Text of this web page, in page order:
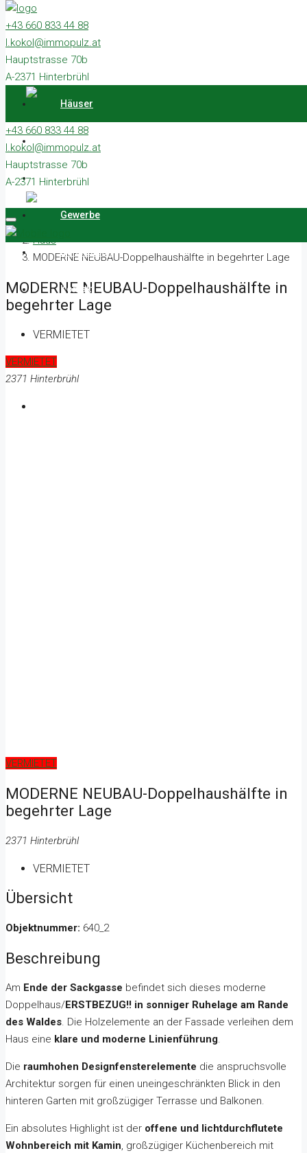
Referenzen
Kontakt
+43 660 833 44 88
l.kokol@immopulz.at
Hauptstrasse 70b
A-2371 Hinterbrühl
Häuser
Wohnungen
Gewerbe
Referenzen
Kontakt
+43 660 833 44 88
l.kokol@immopulz.at
Hauptstrasse 70b
A-2371 Hinterbrühl
Home
Haus
MODERNE NEUBAU-Doppelhaushälfte in begehrter Lage
MODERNE NEUBAU-Doppelhaushälfte in
begehrter Lage
VERMIETET
VERMIETET
2371 Hinterbrühl
VERMIETET
MODERNE NEUBAU-Doppelhaushälfte in
begehrter Lage
2371 Hinterbrühl
VERMIETET
Übersicht
Objektnummer: 640_2
Beschreibung
Am Ende der Sackgasse befindet sich dieses moderne
Doppelhaus/ERSTBEZUG!! in sonniger Ruhelage am Rande
des Waldes. Die Holzelemente an der Fassade verleihen dem
Haus eine klare und moderne Linienführung.
Die raumhohen Designfensterelemente die anspruchsvolle
Architektur sorgen für einen uneingeschränkten Blick in den
hinteren Garten mit großzügiger Terrasse und Balkonen.
Ein absolutes Highlight ist der offene und lichtdurchflutete
Wohnbereich mit Kamin, großzügiger Küchenbereich mit